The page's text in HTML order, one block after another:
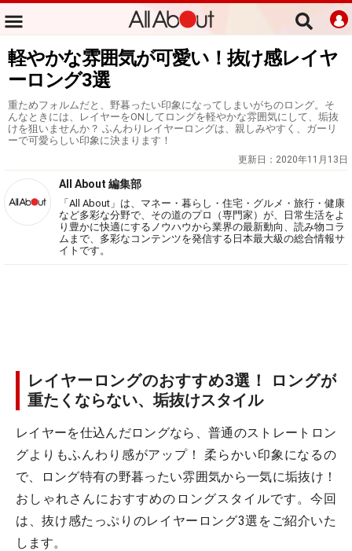
軽やかな雰囲気が可愛い！抜け感レイヤ
ーロング3選
重ためフォルムだと、野暮ったい印象になってしまいがちのロング。そ
んなときには、レイヤーをONしてロングを軽やかな雰囲気にして、垢抜
けを狙いませんか？ ふんわりレイヤーロングは、親しみやすく、ガーリ
ーで可愛らしい印象に決まります！
更新日： 2020年11月13日
All About 編集部
「All About」は、マネー・暮らし・住宅・グルメ・旅行・健康
など多彩な分野で、その道のプロ（専門家）が、日常生活をよ
り豊かに快適にするノウハウから業界の最新動向、読み物コラ
ムまで、多彩なコンテンツを発信する日本最大級の総合情報サ
イトです。
レイヤーロングのおすすめ3選！ ロングが
重たくならない、垢抜けスタイル
レイヤーを仕込んだロングなら、普通のストレートロン
グよりもふんわり感がアップ！ 柔らかい印象になるの
で、ロング特有の野暮ったい雰囲気から一気に垢抜け！
おしゃれさんにおすすめのロングスタイルです。今回
は、抜け感たっぷりのレイヤーロング3選をご紹介いた
します。